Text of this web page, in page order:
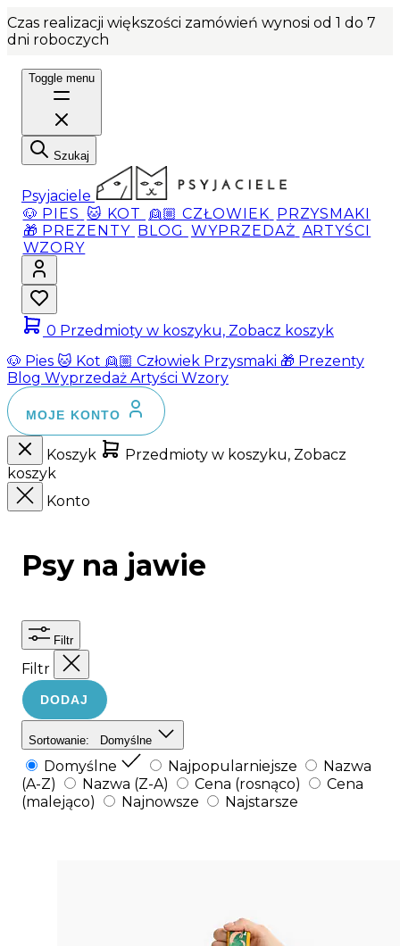
Czas realizacji większości zamówień wynosi od 1 do 7
dni roboczych
Toggle menu
Szukaj
Psyjaciele
🐶 PIES 🐱 KOT 👱🏼 CZŁOWIEK PRZYSMAKI
🎁 PREZENTY BLOG WYPRZEDAŻ ARTYŚCI
WZORY
0 Przedmioty w koszyku, Zobacz koszyk
🐶 Pies 🐱 Kot 👱🏼 Człowiek Przysmaki 🎁 Prezenty
Blog Wyprzedaż Artyści Wzory
MOJE KONTO
Koszyk
Przedmioty w koszyku, Zobacz
koszyk
Konto
Psy na jawie
Filtr
Filtr
DODAJ
Sortowanie: Domyślne
Domyślne Najpopularniejsze
Nazwa
(A-Z)
Nazwa (Z-A) Cena (rosnąco)
Cena
(malejąco)
Najnowsze Najstarsze